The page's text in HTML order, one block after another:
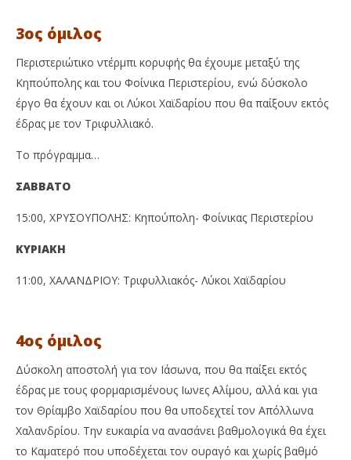
3ος όμιλος
Περιστεριώτικο ντέρμπι κορυφής θα έχουμε μεταξύ της
Κηπούπολης και του Φοίνικα Περιστερίου, ενώ δύσκολο
έργο θα έχουν και οι Λύκοι Χαϊδαρίου που θα παίξουν εκτός
έδρας με τον Τριφυλλιακό.
Το πρόγραμμα…
ΣΑΒΒΑΤΟ
15:00, ΧΡΥΣΟΥΠΟΛΗΣ: Κηπούπολη- Φοίνικας Περιστερίου
ΚΥΡΙΑΚΗ
11:00, ΧΑΛΑΝΔΡΙΟΥ: Τριφυλλιακός- Λύκοι Χαϊδαρίου
4ος όμιλος
Δύσκολη αποστολή για τον Ιάσωνα, που θα παίξει εκτός
έδρας με τους φορμαρισμένους Ιωνες Αλίμου, αλλά και για
τον Θρίαμβο Χαϊδαρίου που θα υποδεχτεί τον Απόλλωνα
Χαλανδρίου. Την ευκαιρία να ανασάνει βαθμολογικά θα έχει
το Καματερό που υποδέχεται τον ουραγό και χωρίς βαθμό